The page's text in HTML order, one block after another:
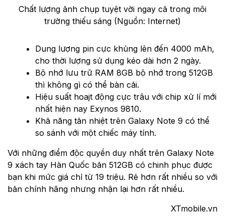
Chất lượng ảnh chụp tuyệt vời ngay cả trong môi
trường thiếu sáng (Nguồn: Internet)
Dung lượng pin cực khủng lên đến 4000 mAh,
cho thời lượng sử dụng kéo dài hơn 2 ngày.
Bộ nhớ lưu trữ RAM 8GB bộ nhớ trong 512GB
thì không gì có thể bàn cải.
Hiệu suất hoajt động cực trâu với chip xử lí mới
nhất hiện nay Exynos 9810.
Khả năng tản nhiệt trên Galaxy Note 9 có thể
so sánh với một chiếc máy tính.
Với những điểm độc quyền duy nhất trên Galaxy Note
9 xách tay Hàn Quốc bản 512GB có chinh phục được
bạn khi mức giá chỉ từ 19 triệu. Rẻ hơn rất nhiều so với
bản chính hãng nhưng nhận lại hơn rất nhiều.
XTmobile.vn